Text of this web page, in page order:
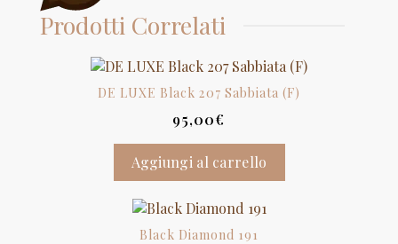
Prodotti Correlati
DE LUXE Black 207 Sabbiata (F)
95,00€
Aggiungi al carrello
Black Diamond 191